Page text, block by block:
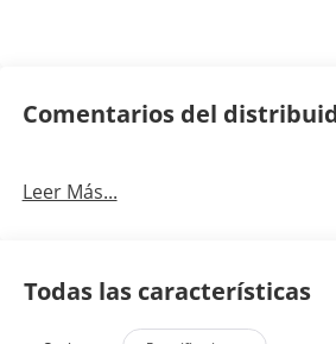
Comentarios del
Leer Más...
Todas las características